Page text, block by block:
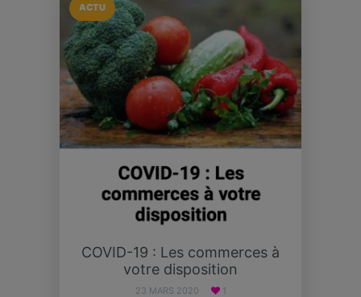
ACTU
COVID-19 : Les commerces à
votre disposition
23 MARS 2020 1